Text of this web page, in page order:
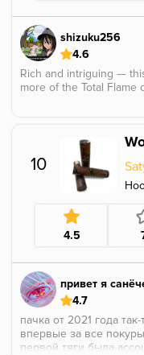
единственный минус -
палитра вкуса.
shizuku256
4.6
Rich and intriguing —
more of the Total Flame
10
4.5
привет я
4.7
пачка от 2021 года
впервые за все
первой тяги была